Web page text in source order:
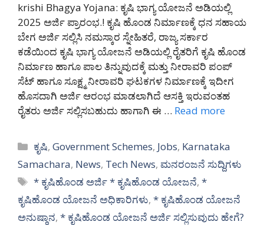
krishi Bhagya Yojana: ಕೃಷಿ ಭಾಗ್ಯ ಯೋಜನೆ ಅಡಿಯಲ್ಲಿ
2025 ಅರ್ಜಿ ಪ್ರಾರಂಭ.! ಕೃಷಿ ಹೊಂಡ ನಿರ್ಮಾಣಕ್ಕೆ ಧನ ಸಹಾಯ
ಬೇಗ ಅರ್ಜಿ ಸಲ್ಲಿಸಿ ನಮಸ್ಕಾರ ಸ್ನೇಹಿತರೆ, ರಾಜ್ಯ ಸರ್ಕಾರ
ಕಡೆಯಿಂದ ಕೃಷಿ ಭಾಗ್ಯ ಯೋಜನೆ ಅಡಿಯಲ್ಲಿ ರೈತರಿಗೆ ಕೃಷಿ ಹೊಂಡ
ನಿರ್ಮಾಣ ಹಾಗೂ ಪಾಲ ತಿನ್ನುವುದಕ್ಕೆ ಮತ್ತು ನೀರಾವರಿ ಪಂಪ್
ಸೆಟ್ ಹಾಗೂ ಸೂಕ್ಷ್ಮ ನೀರಾವರಿ ಘಟಕಗಳ ನಿರ್ಮಾಣಕ್ಕೆ ಇದೀಗ
ಹೊಸದಾಗಿ ಅರ್ಜಿ ಆರಂಭ ಮಾಡಲಾಗಿದೆ ಆಸಕ್ತಿ ಇರುವಂತಹ
ರೈತರು ಅರ್ಜಿ ಸಲ್ಲಿಸಬಹುದು ಹಾಗಾಗಿ ಈ … Read more
Categories
ಕೃಷಿ,Government Schemes, Jobs, Karnataka
Samachara, News, Tech News, ಮನರಂಜನೆ ಸುದ್ದಿಗಳು
Tags
* ಕೃಷಿಹೊಂಡ ಅರ್ಜಿ * ಕೃಷಿಹೊಂಡ ಯೋಜನೆ,*
ಕೃಷಿಹೊಂಡ ಯೋಜನೆ ಅಧಿಕಾರಿಗಳು, * ಕೃಷಿಹೊಂಡ ಯೋಜನೆ
ಅನುಷ್ಠಾನ, * ಕೃಷಿಹೊಂಡ ಯೋಜನೆ ಅರ್ಜಿ ಸಲ್ಲಿಸುವುದು ಹೇಗೆ?